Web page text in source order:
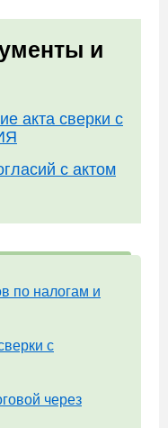
и
акта сверки с
с актом
по налогам и
с
через